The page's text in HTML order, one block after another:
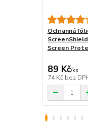
Ochranná
Screen
89 Kč/ks
74 Kč bez